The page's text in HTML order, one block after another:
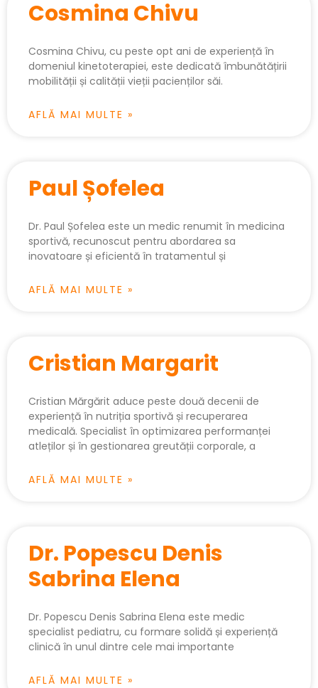
Cosmina Chivu
Cosmina Chivu, cu peste opt ani de experiență în
domeniul kinetoterapiei, este dedicată îmbunătățirii
mobilității și calității vieții pacienților săi.
AFLĂ MAI MULTE »
Paul Șofelea
Dr. Paul Șofelea este un medic renumit în medicina
sportivă, recunoscut pentru abordarea sa
inovatoare și eficientă în tratamentul și
AFLĂ MAI MULTE »
Cristian Margarit
Cristian Mărgărit aduce peste două decenii de
experiență în nutriția sportivă și recuperarea
medicală. Specialist în optimizarea performanței
atleților și în gestionarea greutății corporale, a
AFLĂ MAI MULTE »
Dr. Popescu Denis
Sabrina Elena
Dr. Popescu Denis Sabrina Elena este medic
specialist pediatru, cu formare solidă și experiență
clinică în unul dintre cele mai importante
AFLĂ MAI MULTE »